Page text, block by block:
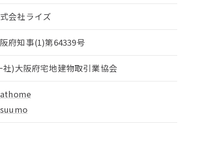
会社ライズ
府知事(1)第64339号
社)大阪府宅地建物取引業協会
athome
suumo